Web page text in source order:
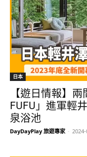
日本
【遊日情報】
FUFU」進軍輕
泉浴池
DayDayPlay 旅遊專家 -